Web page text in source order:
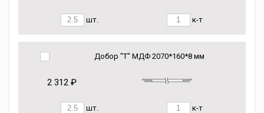
шт. к-т
Добор "Т" МДФ 2070*160*8 мм
2 312 ₽
шт. к-т